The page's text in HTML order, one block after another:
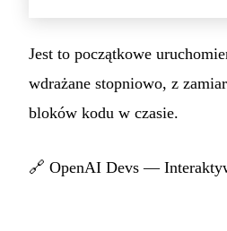
Jest to początkowe
wdrażane stopniowo, z
bloków kodu w czasie.
🔗 OpenAI Devs —